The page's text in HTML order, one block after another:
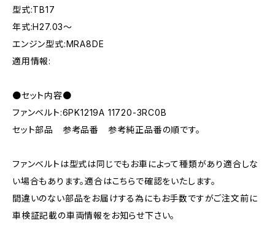
型式:TB17
年式:H27.03～
エンジン型式:MRA8DE
適用情報:
●セット内容●
ファンベルト:6PK1219A 11720-3RC0B
セット部品 参考品番 参考純正品番の順です。
ファンベルトは型式は同じでもお車によって種類があり適合しな
い場合もあります。適合はこちらで確認をいたします。
間違いのない部品をお届けする為にもお手数ですがご注文前に
車検証記載の車両情報をお知らせ下さい。